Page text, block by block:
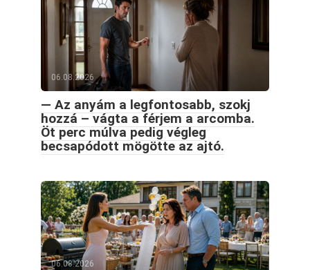
06.08.2026
— Az anyám a legfontosabb, szokj
hozzá – vágta a férjem a arcomba.
Öt perc múlva pedig végleg
becsapódott mögötte az ajtó.
06.08.2026